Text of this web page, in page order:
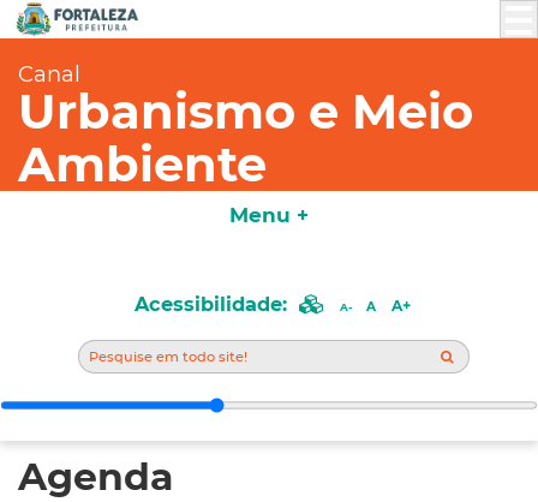
Canal
Urbanismo e Meio
Ambiente
Acessibilidade: A
Agenda